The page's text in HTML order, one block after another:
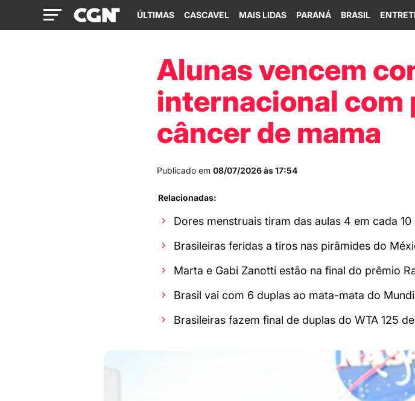
ÚLTIMAS CASCAVEL MAIS LIDAS PARANÁ BRASIL
Alunas vencem
internacional com
câncer de mama
Publicado em 08/07/2026 às 17:54
Relacionadas:
Dores menstruais tiram das aulas 4 em cada 10
Brasileiras feridas a tiros nas pirâmides do
Marta e Gabi Zanotti estão na final do prêmio
Brasil vai com 6 duplas ao mata-mata do
Brasileiras fazem final de duplas do WTA 125